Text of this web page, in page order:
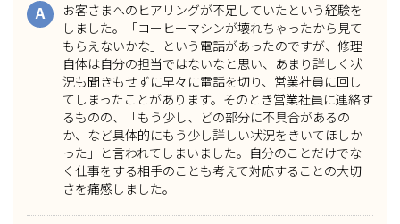
A
お客さまへのヒアリングが不足していたという経験を
しました。「コーヒーマシンが壊れちゃったから見て
もらえないかな」という電話があったのですが、修理
自体は自分の担当ではないなと思い、あまり詳しく状
況も聞きもせずに早々に電話を切り、営業社員に回し
てしまったことがあります。そのとき営業社員に連絡す
るものの、「もう少し、どの部分に不具合があるの
か、など具体的にもう少し詳しい状況をきいてほしか
った」と言われてしまいました。自分のことだけでな
く仕事をする相手のことも考えて対応することの大切
さを痛感しました。